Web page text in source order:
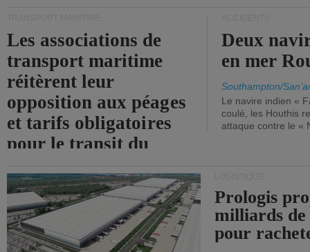
Les associations de
transport maritime
réitèrent leur
opposition aux péages
et tarifs obligatoires
pour le transit du
Deux
en mer
Southampton/
Le navire indien «
coulé, les Houthis
attaque contre le «
Prologis
milliards
pour